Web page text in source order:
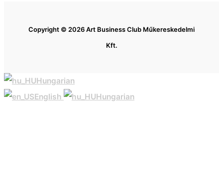
Copyright © 2026 Art Business Club Műkereskedelmi
Kft.
Hungarian
English
Hungarian